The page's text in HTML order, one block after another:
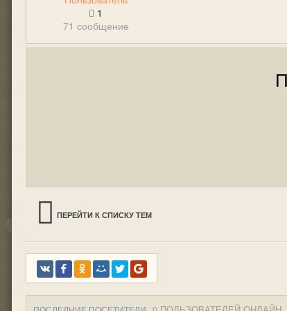
1
71 сообщение
ПЕРЕЙТИ К СПИСКУ ТЕМ